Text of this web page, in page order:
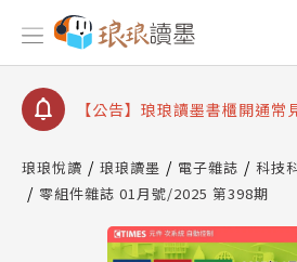
【公告】因 Readmoo 讀墨系
停部分閱讀服務
【公告】琅琅讀墨數位閱讀資
【公告】琅琅讀墨書櫃開通常
請圖文教學
【公告】琅琅書店服務升級重
查詢
【公告】因 Readmoo 讀墨系
停部分閱讀服務
琅琅悅讀 琅琅讀墨 電子雜誌 科技
零組件雜誌 01月號/2025 第398期